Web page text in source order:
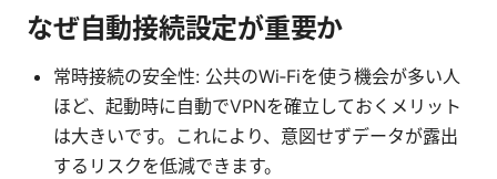
なぜ自動接続設定が重要か
常時接続の安全性: 公共のWi‑Fiを使う機会が多い人
ほど、起動時に自動でVPNを確立しておくメリット
は大きいです。これにより、意図せずデータが露出
するリスクを低減できます。